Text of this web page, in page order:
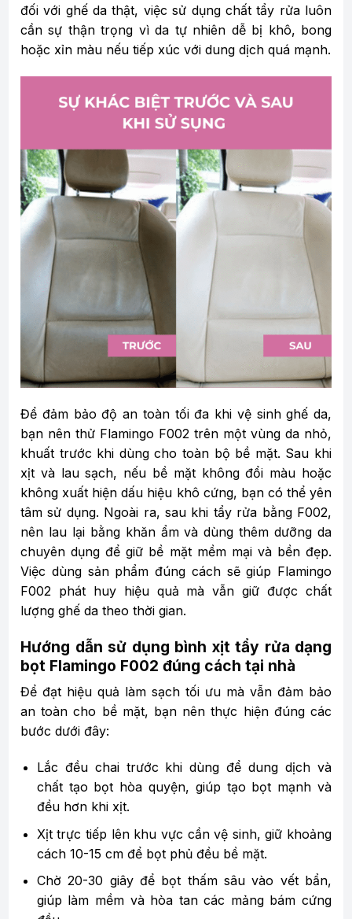
đối với ghế da thật, việc sử dụng chất tẩy rửa luôn
cần sự thận trọng vì da tự nhiên dễ bị khô, bong
hoặc xỉn màu nếu tiếp xúc với dung dịch quá mạnh.
Để đảm bảo độ an toàn tối đa khi vệ sinh ghế da,
bạn nên thử Flamingo F002 trên một vùng da nhỏ,
khuất trước khi dùng cho toàn bộ bề mặt. Sau khi
xịt và lau sạch, nếu bề mặt không đổi màu hoặc
không xuất hiện dấu hiệu khô cứng, bạn có thể yên
tâm sử dụng. Ngoài ra, sau khi tẩy rửa bằng F002,
nên lau lại bằng khăn ẩm và dùng thêm dưỡng da
chuyên dụng để giữ bề mặt mềm mại và bền đẹp.
Việc dùng sản phẩm đúng cách sẽ giúp Flamingo
F002 phát huy hiệu quả mà vẫn giữ được chất
lượng ghế da theo thời gian.
Hướng dẫn sử dụng bình xịt tẩy rửa dạng
bọt Flamingo F002 đúng cách tại nhà
Để đạt hiệu quả làm sạch tối ưu mà vẫn đảm bảo
an toàn cho bề mặt, bạn nên thực hiện đúng các
bước dưới đây:
Lắc đều chai trước khi dùng để dung dịch và
chất tạo bọt hòa quyện, giúp tạo bọt mạnh và
đều hơn khi xịt.
Xịt trực tiếp lên khu vực cần vệ sinh, giữ khoảng
cách 10-15 cm để bọt phủ đều bề mặt.
Chờ 20-30 giây để bọt thấm sâu vào vết bẩn,
giúp làm mềm và hòa tan các mảng bám cứng